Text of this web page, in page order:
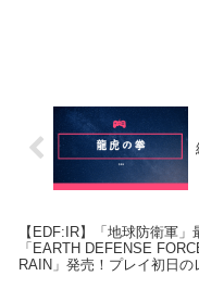
【EDF:IR】「地球防衛軍」
「EARTH DEFENSE
RAIN」発売！プレイ初日の